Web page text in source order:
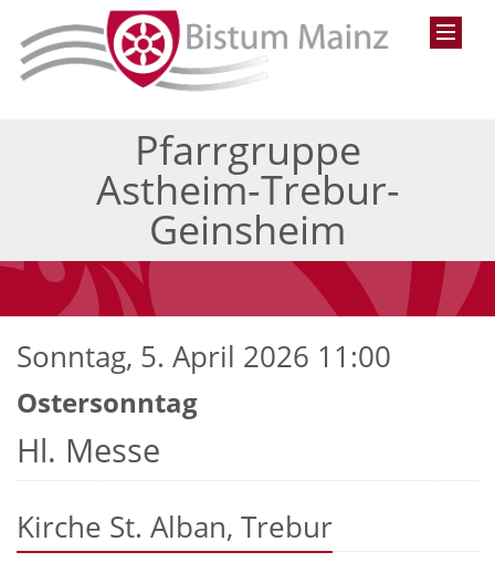
Pfarrgruppe
Astheim-Trebur-
Geinsheim
Hl. Messe
Sonntag, 5. April 2026 11:00
Ostersonntag
Kirche St. Alban, Trebur